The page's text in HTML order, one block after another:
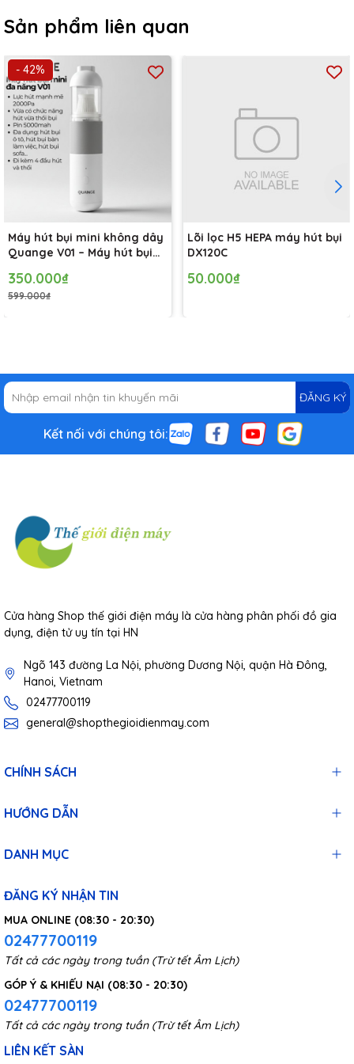
Sản phẩm liên quan
- 42%
Máy hút bụi mini không dây
Quange V01 – Máy hút bụi
4000Pa – Pin 5000mAh –
Dùng cho ô tô và gia đình
350.000₫
599.000₫
Lõi lọc H5 HEPA máy hút bụi
DX120C
50.000₫
ĐĂNG KÝ
Kết nối với chúng tôi:
Cửa hàng Shop thế giới điện máy là cửa hàng phân phối đồ gia
dụng, điện tử uy tín tại HN
Ngõ 143 đường La Nội, phường Dương Nội, quận Hà Đông,
Hanoi, Vietnam
02477700119
general@shopthegioidienmay.com
CHÍNH SÁCH
HƯỚNG DẪN
DANH MỤC
ĐĂNG KÝ NHẬN TIN
MUA ONLINE (08:30 - 20:30)
02477700119
Tất cả các ngày trong tuần (Trừ tết Âm Lịch)
GÓP Ý & KHIẾU NẠI (08:30 - 20:30)
02477700119
Tất cả các ngày trong tuần (Trừ tết Âm Lịch)
LIÊN KẾT SÀN